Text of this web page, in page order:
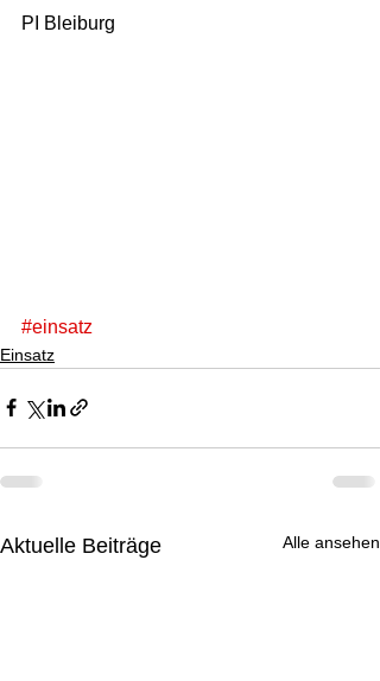
PI Bleiburg
#einsatz
Einsatz
Aktuelle Beiträge Alle ansehen